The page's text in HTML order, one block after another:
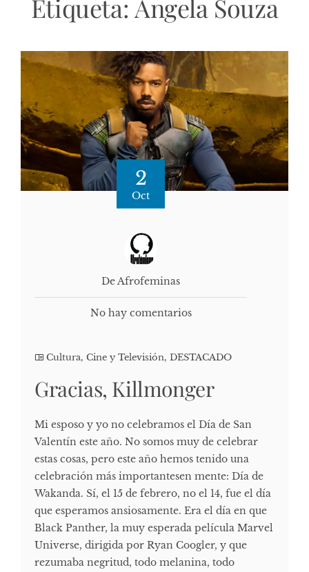
Etiqueta: Angela Souza
2
Oct
De Afrofeminas
No hay comentarios
Cultura, Cine y Televisión, DESTACADO
Gracias, Killmonger
Mi esposo y yo no celebramos el Día de San
Valentín este año. No somos muy de celebrar
estas cosas, pero este año hemos tenido una
celebración más importantesen mente: Día de
Wakanda. Sí, el 15 de febrero, no el 14, fue el día
que esperamos ansiosamente. Era el día en que
Black Panther, la muy esperada película Marvel
Universe, dirigida por Ryan Coogler, y que
rezumaba negritud, todo melanina, todo